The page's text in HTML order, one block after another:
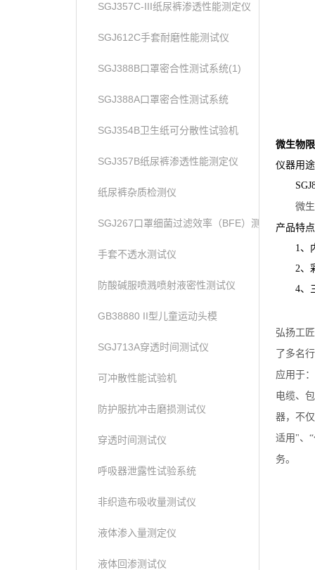
SGJ357C-III纸尿裤渗透性能测定仪
SGJ612C手套耐磨性能测试仪
SGJ388B口罩密合性测试系统(1)
SGJ388A口罩密合性测试系统
SGJ354B卫生纸可分散性试验机
SGJ357B纸尿裤渗透性能测定仪
纸尿裤杂质检测仪
SGJ267口罩细菌过滤效率（BFE）测试仪
手套不透水测试仪
防酸碱服喷溅喷射液密性测试仪
GB38880 II型儿童运动头模
SGJ713A穿透时间测试仪
可冲散性能试验机
防护服抗冲击磨损测试仪
穿透时间测试仪
呼吸器泄露性试验系统
非织造布吸收量测试仪
液体渗入量测定仪
液体回渗测试仪
微生物
仪器用途
微
产品特点
1、
2、
4、
弘扬工
了多名
应用于
电缆、
器，不
适用"、
务。